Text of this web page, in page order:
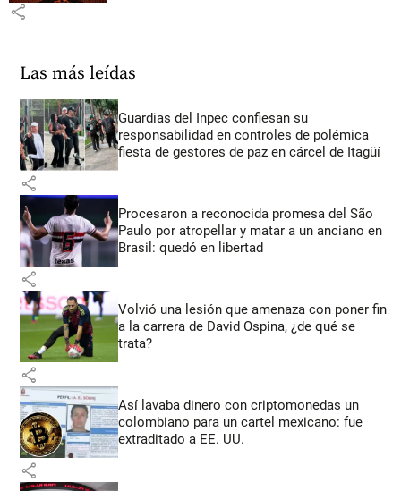
share
Las más leídas
Guardias del Inpec confiesan su
responsabilidad en controles de polémica
fiesta de gestores de paz en cárcel de Itagüí
share
Procesaron a reconocida promesa del São
Paulo por atropellar y matar a un anciano en
Brasil: quedó en libertad
share
Volvió una lesión que amenaza con poner fin
a la carrera de David Ospina, ¿de qué se
trata?
share
Así lavaba dinero con criptomonedas un
colombiano para un cartel mexicano: fue
extraditado a EE. UU.
share